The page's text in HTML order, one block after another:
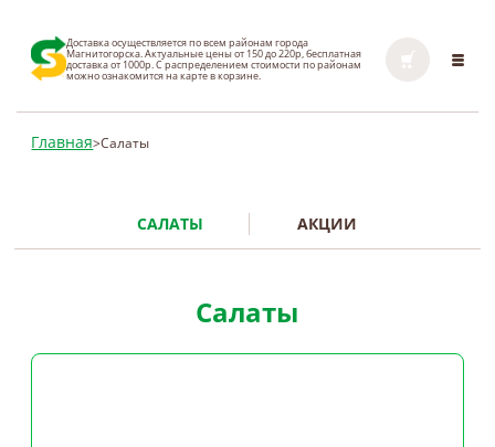
Доставка осуществляется по всем районам города
Магнитогорска. Актуальные цены от 150 до 220р, бесплатная
доставка от 1000р. С распределением стоимости по районам
можно ознакомится на карте в корзине.
Главная>Салаты
САЛАТЫ АКЦИИ
Салаты